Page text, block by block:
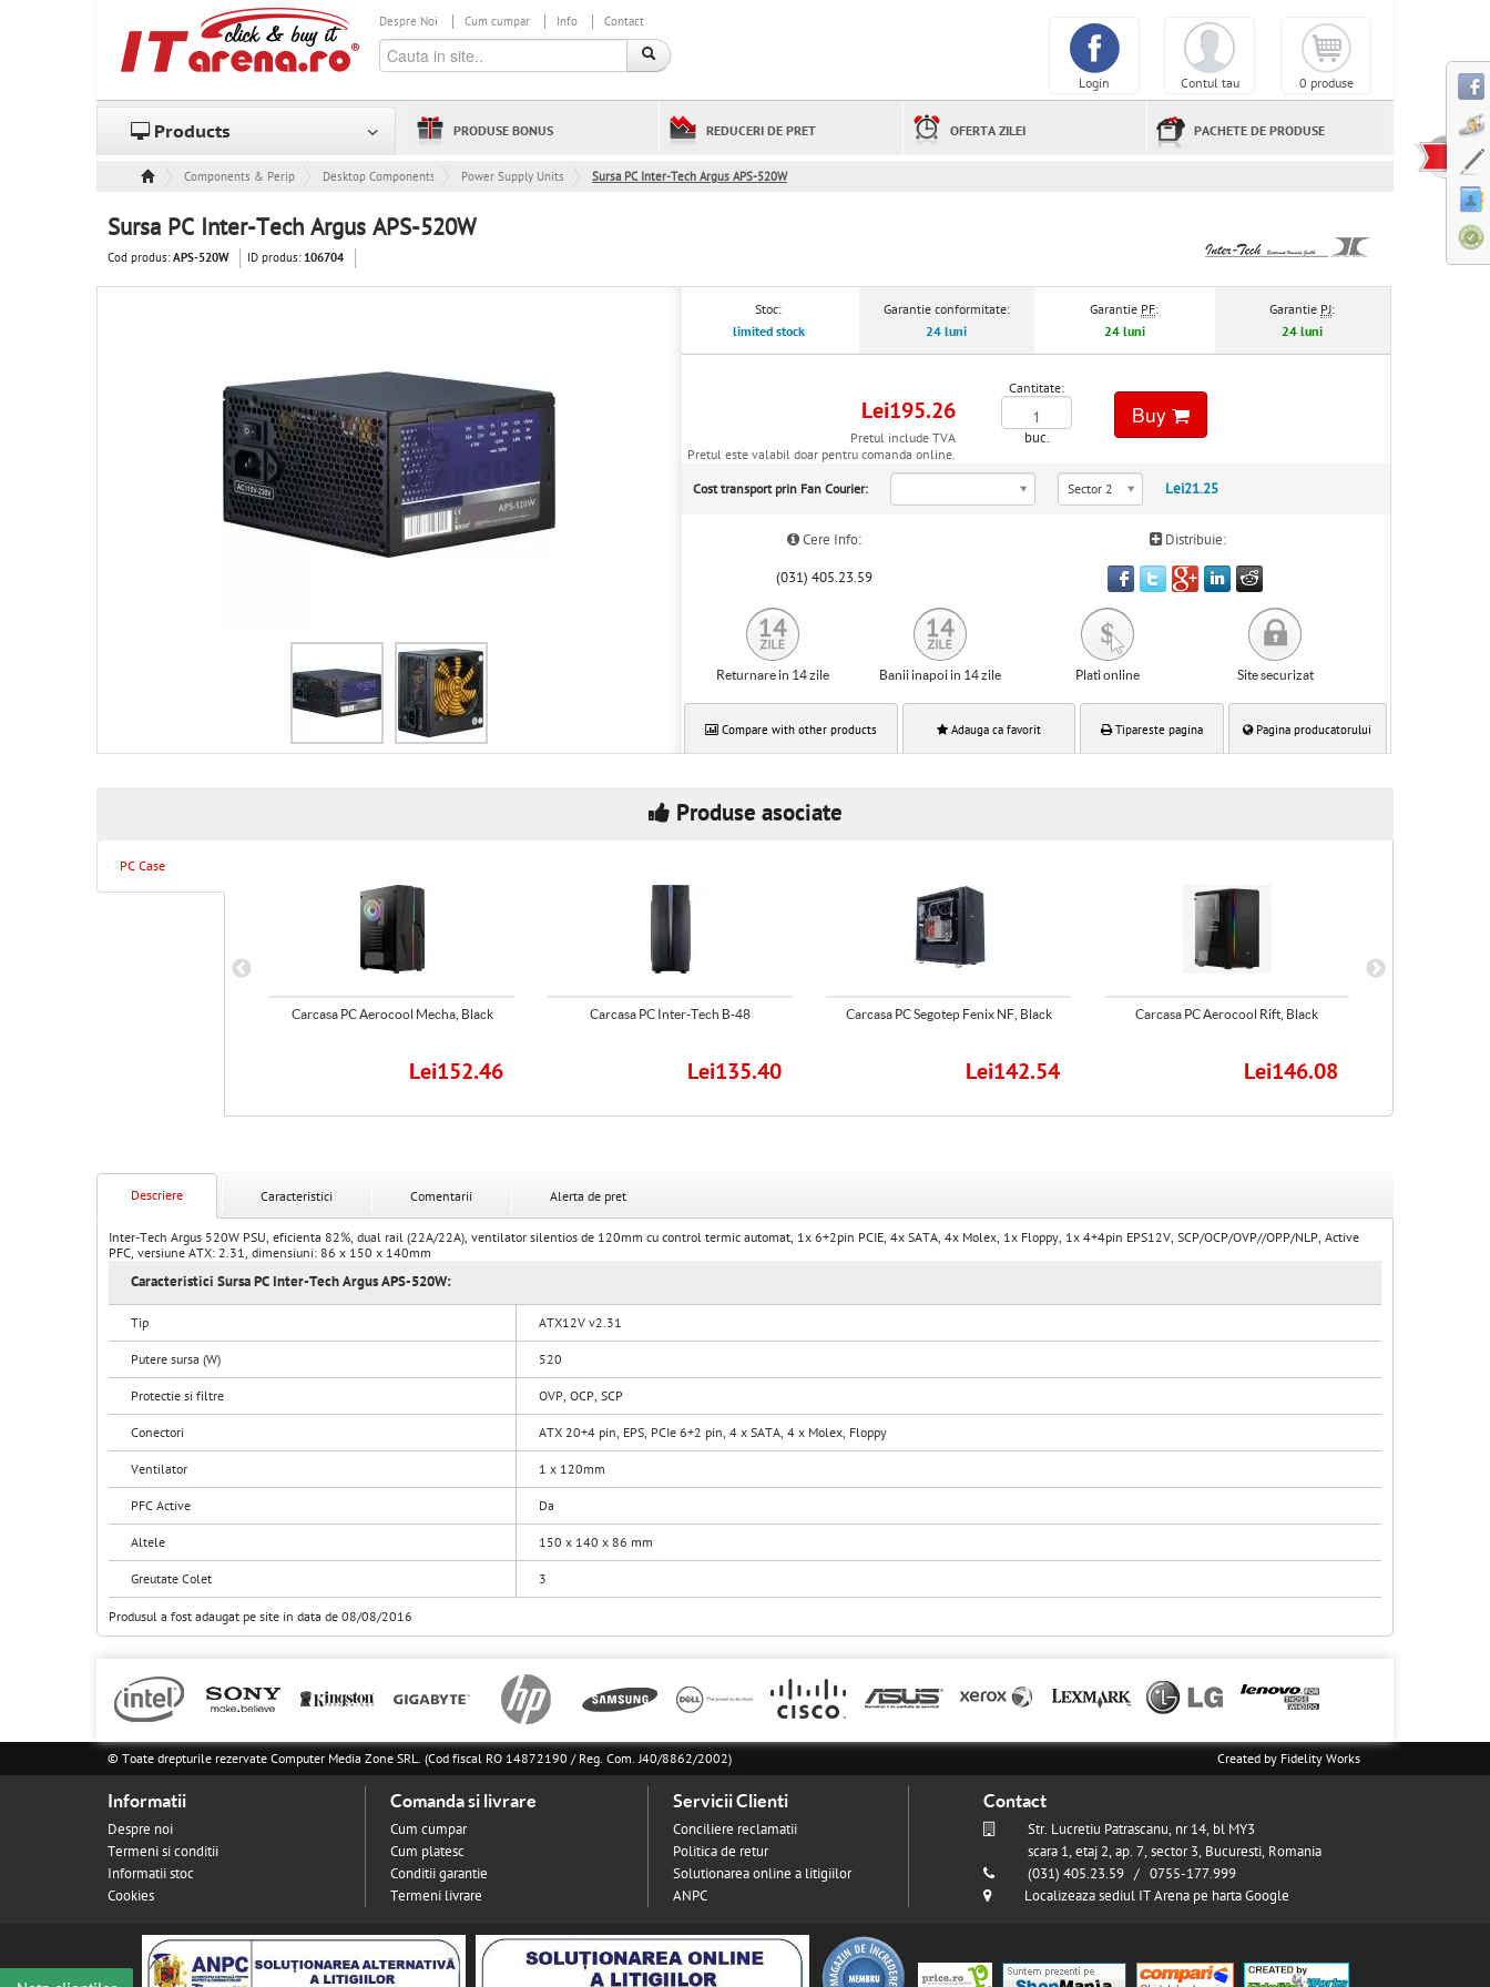
Despre Noi Cum cumpar Info Contact
0 produse
Contul tau
Login
Products PRODUSE BONUS REDUCERI DE PRET OFERTA ZILEI PACHETE DE PRODUSE
Components & Peripheral Desktop Components Power Supply Units Sursa PC Inter-Tech Argus APS-520W
Sursa PC Inter-Tech Argus APS-520W
Cod produs:APS-520W ID produs: 106704
Stoc:
limited stock
Garantie conformitate:
24 luni
Garantie PF:
24 luni
Garantie PJ:
24 luni
Lei195.26
Pretul include TVA
Pretul este valabil doar pentru comanda online.
Cantitate:
buc.
Buy
Cost transport prin Fan Courier: Sector 2 Lei21.25
Cere Info: Distribuie:
(031) 405.23.59
Returnare in 14 zile Banii inapoi in 14 zile Plati online Site securizat
Compare with other products Adauga ca favorit Tipareste pagina Pagina producatorului
Produse asociate
PC Case
Carcasa PC Aerocool Mecha, Black
Lei152.46
Carcasa PC Inter-Tech B-48
Lei135.40
Carcasa PC Segotep Fenix NF, Black
Lei142.54
Carcasa PC Aerocool Rift, Black
Lei146.08
Descriere Caracteristici Comentarii Alerta de pret
Inter-Tech Argus 520W PSU, eficienta 82%, dual rail (22A/22A), ventilator silentios de 120mm cu control termic automat, 1x 6+2pin PCIE, 4x SATA, 4x Molex, 1x Floppy, 1x 4+4pin EPS12V, SCP/OCP/OVP//OPP/NLP, Active
PFC, versiune ATX: 2.31, dimensiuni: 86 x 150 x 140mm
Caracteristici Sursa PC Inter-Tech Argus APS-520W:
Tip ATX12V v2.31
Putere sursa (W) 520
Protectie si filtre OVP, OCP, SCP
Conectori ATX 20+4 pin, EPS, PCIe 6+2 pin, 4 x SATA, 4 x Molex, Floppy
Ventilator 1 x 120mm
PFC Active Da
Altele 150 x 140 x 86 mm
Greutate Colet 3
Produsul a fost adaugat pe site in data de 08/08/2016
© Toate drepturile rezervate Computer Media Zone SRL. (Cod fiscal RO 14872190 / Reg. Com. J40/8862/2002) Created by Fidelity Works
Informatii
Despre noi
Termeni si conditii
Informatii stoc
Cookies
Comanda si livrare
Cum cumpar
Cum platesc
Conditii garantie
Termeni livrare
Servicii Clienti
Conciliere reclamatii
Politica de retur
Solutionarea online a litigiilor
ANPC
Contact
Str. Lucretiu Patrascanu, nr 14, bl MY3
scara 1, etaj 2, ap. 7, sector 3, Bucuresti, Romania
(031) 405.23.59 / 0755-177.999
Localizeaza sediul IT Arena pe harta Google